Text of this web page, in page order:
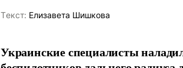
Tекст: Елизавета Шишкова
Украинские специалисты